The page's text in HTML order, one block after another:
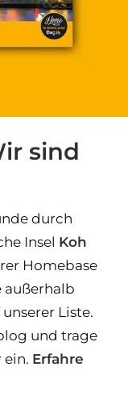
sind
durch
Insel Koh
Homebase
außerhalb
Liste.
und trage
ein. Erfahre